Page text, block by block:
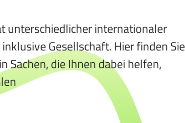
unterschiedlicher internationaler
Gesellschaft. Hier finden Sie
Sachen, die Ihnen dabei helfen,